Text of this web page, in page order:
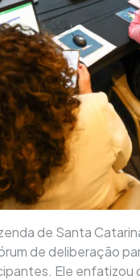
de Santa
de deliberação
Ele